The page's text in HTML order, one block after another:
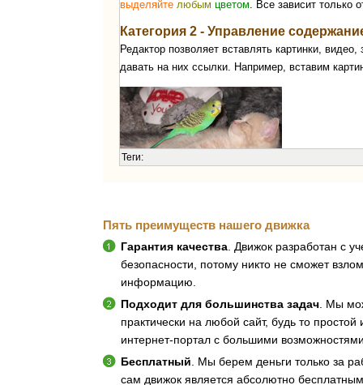
Теги:
Пять преимуществ нашего движка
Гарантия качества . Движок разработан с
безопасности, потому никто не сможет
информацию.
Подходит для большинства задач . Мы
практически на любой сайт, будь то
интернет-портал с большими
Бесплатный . Мы берем деньги только за
сам движок является абсолютно